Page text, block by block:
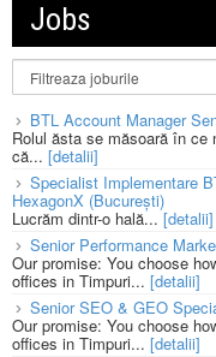
Jobs
BTL Account Manager
Rolul ăsta se măsoară în ce
că... [detalii]
Specialist Implementare
HexagonX (București)
Lucrăm dintr-o hală... [detalii]
Senior Performance
Our promise: You choose
offices in Timpuri... [detalii]
Senior SEO & GEO
Our promise: You choose
offices in Timpuri... [detalii]